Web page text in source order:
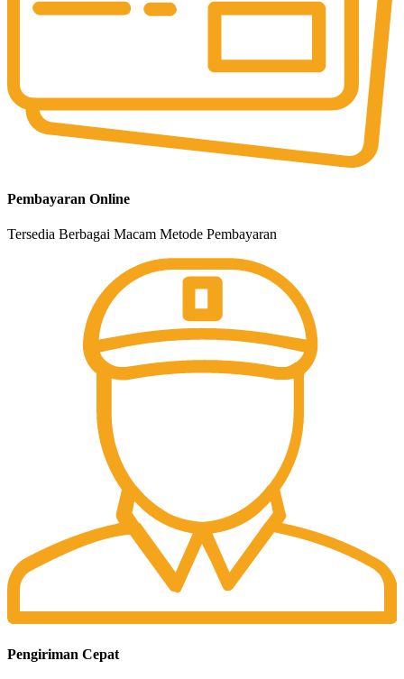
Pembayaran Online
Tersedia Berbagai Macam Metode Pembayaran
Pengiriman Cepat